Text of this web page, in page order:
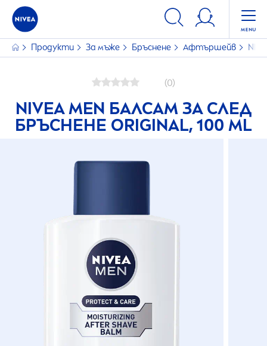
Продукти За мъже Бръснене Афтършейв
(0)
NIVEA MEN БАЛСАМ ЗА СЛЕД
БРЪСНЕНЕ ORIGINAL, 100 ML